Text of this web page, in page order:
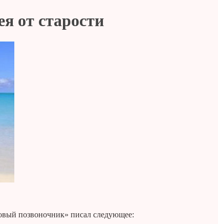
от старости
позвоночник» писал следующее: